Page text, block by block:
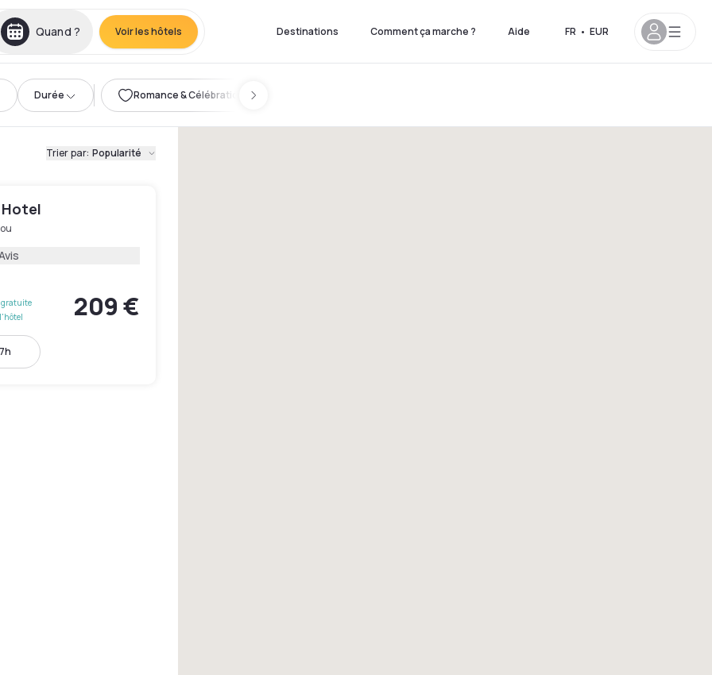
Quand ? Voir les hôtels Destinations Comment ça marche ? Aide FR • EUR
Durée Romance & Célébration
Trier par: Popularité
209 €